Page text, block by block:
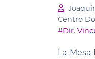
Centro
#Dir.
La